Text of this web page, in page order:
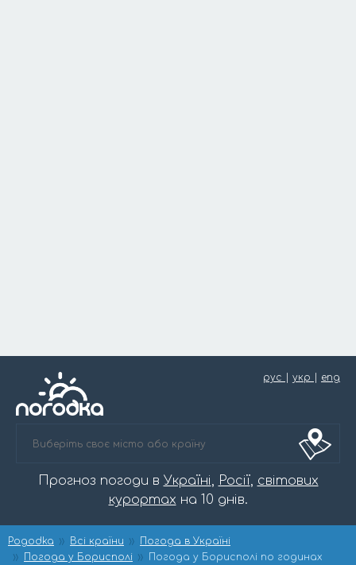
рус укр eng
Прогноз погоди в Україні, Росії, світових
курортах на 10 днів.
Pogodka Всі країни
Погода в Україні
Погода у Борисполі
Погода у Борисполі по годинах